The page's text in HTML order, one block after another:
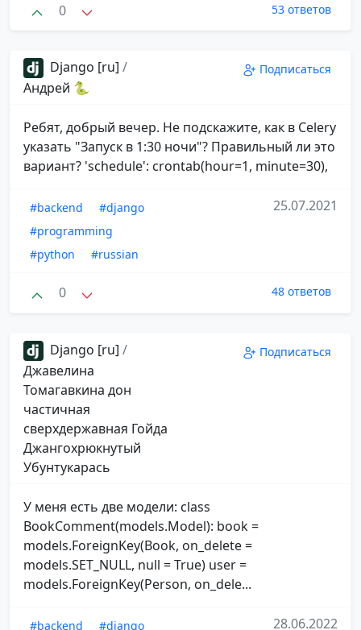
0 53 ответов
Django [ru] /
Андрей 🐍
Подписаться
Ребят, добрый вечер. Не подскажите, как в Celery
указать "Запуск в 1:30 ночи"? Правильный ли это
вариант? 'schedule': crontab(hour=1, minute=30),
#backend
#django
#programming
#python
#russian
25.07.2021
0 48 ответов
Django [ru] /
Джавелина
Томагавкина дон
частичная
сверхдержавная Гойда
Джангохрюкнутый
Убунтукарась
Подписаться
У меня есть две модели: class
BookComment(models.Model): book =
models.ForeignKey(Book, on_delete =
models.SET_NULL, null = True) user =
models.ForeignKey(Person, on_dele...
#backend
#django
28.06.2022